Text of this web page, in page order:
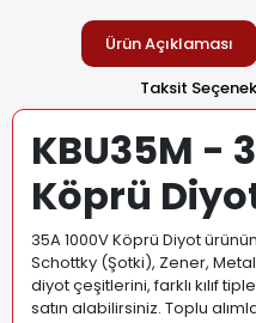
Ürün Açıklaması
Taksit
KBU35M -
Köprü
35A 1000V Köprü Diyot
Schottky (Şotki), Zener, Metal
diyot çeşitlerini, farklı kılıf
satın alabilirsiniz. Toplu